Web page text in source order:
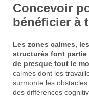
Concevoir
bénéficier à
Les zones calmes,
structurés font partie
de presque tout le
calmes dont les
surmonte les
des différences